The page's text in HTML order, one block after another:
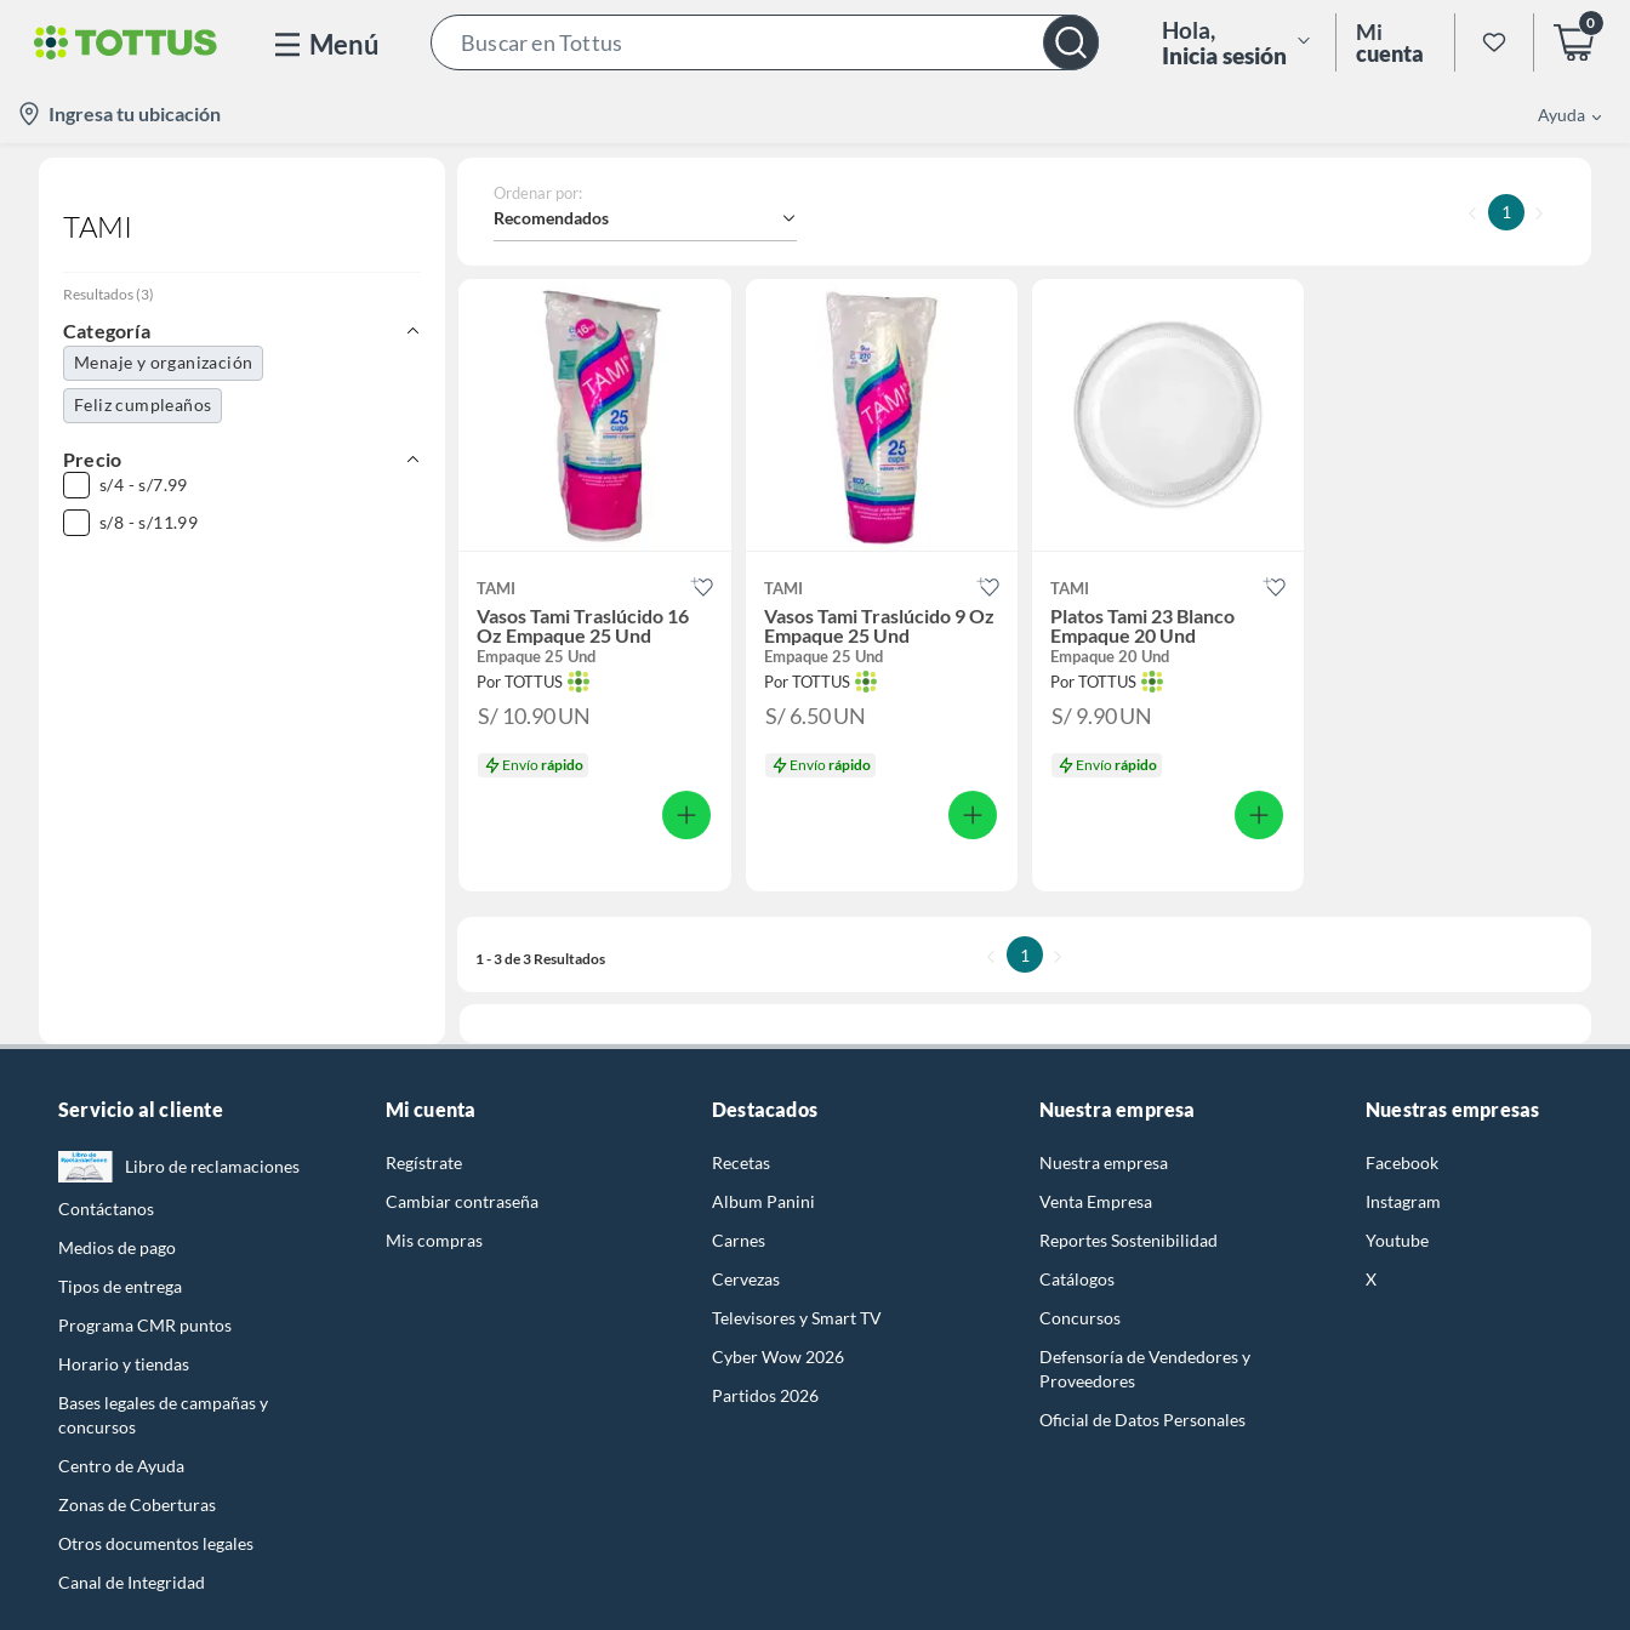
Menú
Bar
Hola,
Inicia sesión
Mi
cuenta
0
location-
icon
Ingresa tu ubicación Ayuda
TAMI
Resultados (3)
Categoría
Menaje y organización
Feliz cumpleaños
Precio
s/4 - s/7.99
s/8 - s/11.99
Ordenar por:
Recomendados 1
TAMI
Vasos Tami Traslúcido 16
Oz Empaque 25 Und
Empaque 25 Und
Por TOTTUS
S/ 10.90UN
Envíorápido
TAMI
Vasos Tami Traslúcido 9 Oz
Empaque 25 Und
Empaque 25 Und
Por TOTTUS
S/ 6.50UN
Envíorápido
TAMI
Platos Tami 23 Blanco
Empaque 20 Und
Empaque 20 Und
Por TOTTUS
S/ 9.90UN
Envíorápido
1 - 3 de 3 Resultados 1
Servicio al cliente
Libro de reclamaciones
Contáctanos
Medios de pago
Tipos de entrega
Programa CMR puntos
Horario y tiendas
Bases legales de campañas y
concursos
Centro de Ayuda
Zonas de Coberturas
Otros documentos legales
Canal de Integridad
Mi cuenta
Regístrate
Cambiar contraseña
Mis compras
Destacados
Recetas
Album Panini
Carnes
Cervezas
Televisores y Smart TV
Cyber Wow 2026
Partidos 2026
Nuestra empresa
Nuestra empresa
Venta Empresa
Reportes Sostenibilidad
Catálogos
Concursos
Defensoría de Vendedores y
Proveedores
Oficial de Datos Personales
Nuestras empresas
Facebook
Instagram
Youtube
X